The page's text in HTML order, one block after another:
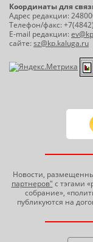
Координаты для
Адрес редакции:
Телефон/факс:
E-mail редакции:
сайте:sz@kp.kaluga.ru
Новости,
партнеров" с тэгами
собрание»,
публикуются на